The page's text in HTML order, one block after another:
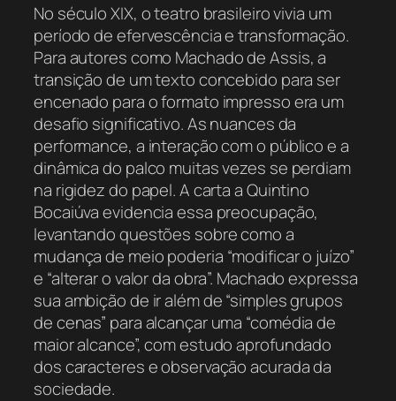
No século XIX, o teatro brasileiro vivia um
período de efervescência e transformação.
Para autores como Machado de Assis, a
transição de um texto concebido para ser
encenado para o formato impresso era um
desafio significativo. As nuances da
performance, a interação com o público e a
dinâmica do palco muitas vezes se perdiam
na rigidez do papel. A carta a Quintino
Bocaiúva evidencia essa preocupação,
levantando questões sobre como a
mudança de meio poderia “modificar o juízo”
e “alterar o valor da obra”. Machado expressa
sua ambição de ir além de “simples grupos
de cenas” para alcançar uma “comédia de
maior alcance”, com estudo aprofundado
dos caracteres e observação acurada da
sociedade.